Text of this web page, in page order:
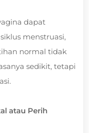
dapat
menstruasi,
normal tidak
sedikit, tetapi
atau Perih